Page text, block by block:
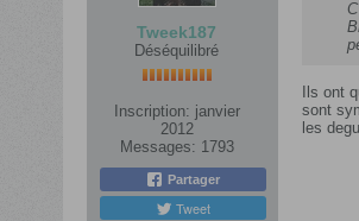
Tweek187
Déséquilibré
Inscription: janvier
2012
Messages: 1793
Partager
Tweet
Ils ont
sont
les